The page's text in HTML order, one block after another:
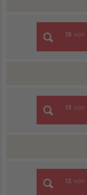
15 von
13 von
12 von